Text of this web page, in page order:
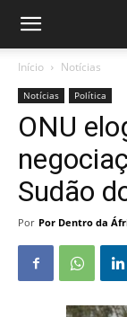
Início Notícias
Notícias Política
ONU
Sudão
Por Por Dentro da